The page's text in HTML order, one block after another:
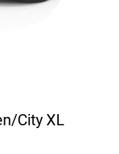
City XL